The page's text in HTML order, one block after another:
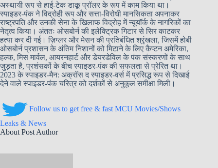
अस्थायी रूप से हाई-टेक डाकू प्रॉलर के रूप में काम किया था।
स्पाइडर-पंक ने विद्रोही रूप और सत्ता-विरोधी मानसिकता अपनाकर
राष्ट्रपति और उनकी सेना के खिलाफ विद्रोह में न्यूयॉर्क के नागरिकों का
नेतृत्व किया। अंततः ओसबोर्न की इलेक्ट्रिक गिटार से सिर काटकर
हत्या कर दी गई। ज़िग्लर और मेसन की प्रतिबंधित श्रृंखला, जिसमें होबी
ओसबोर्न प्रशासन के अंतिम निशानों को मिटाने के लिए कैप्टन अमेरिका,
हल्क, मिस मार्वल, आयरनहार्ट और डेयरडेविल के पंक संस्करणों के साथ
जुड़ता है, प्रशंसकों के बीच स्पाइडर-पंक की सफलता से प्रेरित था।
2023 के स्पाइडर-मैन: अक्रॉस द स्पाइडर-वर्स में प्रसिद्ध रूप से दिखाई
देने वाले स्पाइडर-पंक चरित्र को दर्शकों से अनुकूल समीक्षा मिली।
Follow us to get free & fast MCU Movies/Shows
Leaks & News
About Post Author